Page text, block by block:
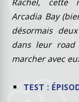
Rachel, cette
Arcadia Bay
désormais
dans leur
marcher avec
TEST :